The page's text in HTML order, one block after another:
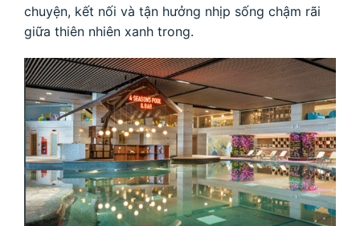
chuyện, kết nối và tận hưởng nhịp sống chậm rãi
giữa thiên nhiên xanh trong.